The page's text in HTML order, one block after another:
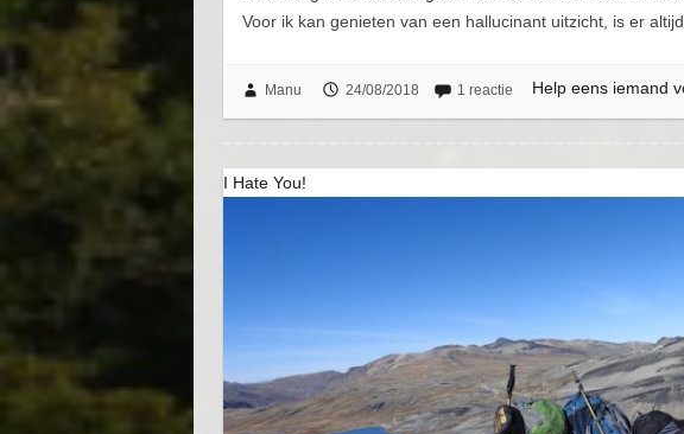
Voor ik kan genieten van een hallucinant uitzicht, is er
Manu 24/08/2018 1 reactie Help eens iemand
I Hate You!